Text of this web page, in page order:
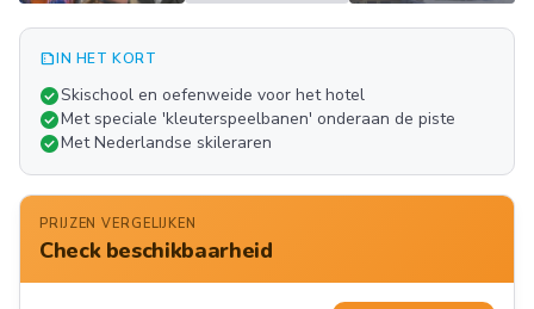
FOTO'S
summarizeIN HET KORT
check_circleSkischool en oefenweide voor het hotel
check_circleMet speciale 'kleuterspeelbanen' onderaan de piste
check_circleMet Nederlandse skileraren
PRIJZEN VERGELIJKEN
Check beschikbaarheid